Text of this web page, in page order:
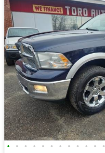
• • • • • • • • • • • •